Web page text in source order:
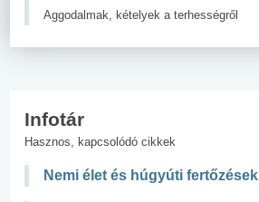
Aggodalmak, kételyek a terhességről
Infotár
Hasznos, kapcsolódó cikkek
Nemi élet és húgyúti fertőzések